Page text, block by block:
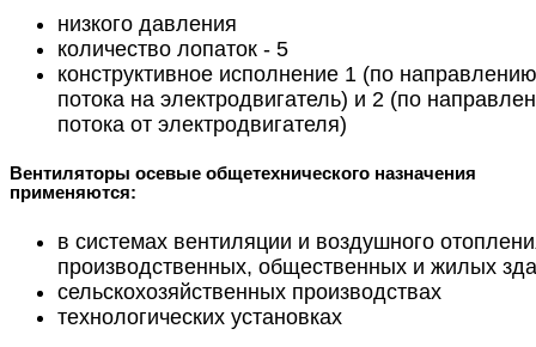
низкого давления
количество лопаток - 5
конструктивное исполнение 1 (по направлению
потока на электродвигатель) и 2 (по
потока от электродвигателя)
Вентиляторы осевые общетехнического назначения
применяются:
в системах вентиляции и воздушного
производственных, общественных и жилых
сельскохозяйственных производствах
технологических установках